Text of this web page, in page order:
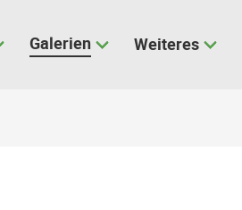
Galerien Weiteres